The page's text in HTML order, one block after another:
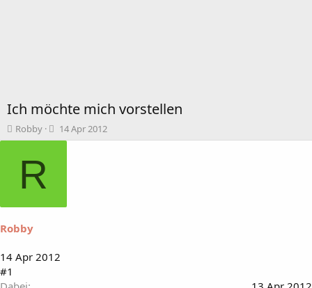
Ich möchte mich vorstellen
T
h
a
t
Robby
B
e
m
14 Apr 2012
R
Robby
14 Apr 2012
#1